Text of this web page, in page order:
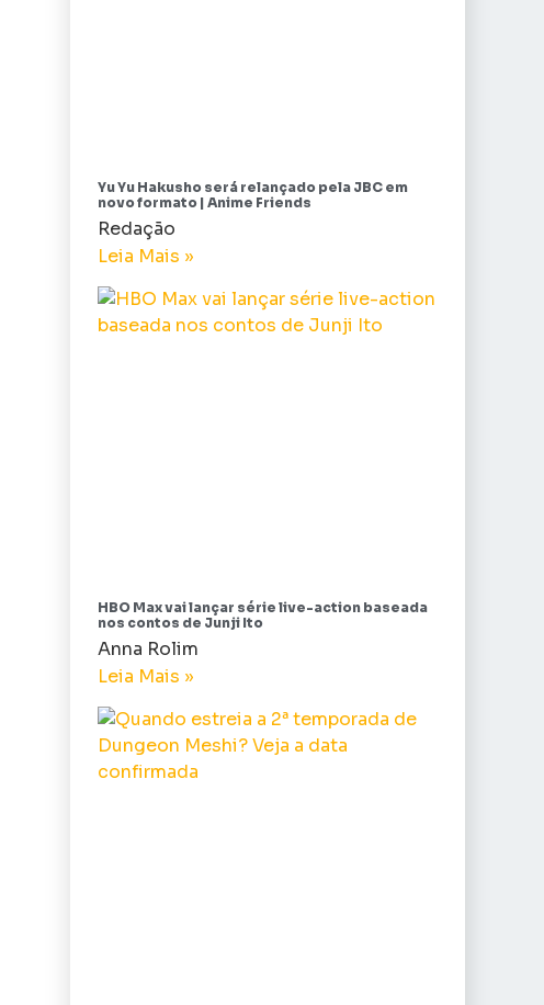
Yu Yu Hakusho será relançado pela JBC em
novo formato | Anime Friends
Redação
Leia Mais »
HBO Max vai lançar série live-action baseada
nos contos de Junji Ito
Anna Rolim
Leia Mais »